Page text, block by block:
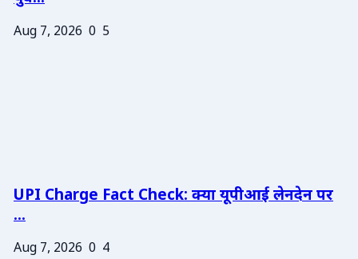
Aug 7, 2026 0 5
UPI Charge Fact Check: क्या यूपीआई लेनदेन पर
...
Aug 7, 2026 0 4